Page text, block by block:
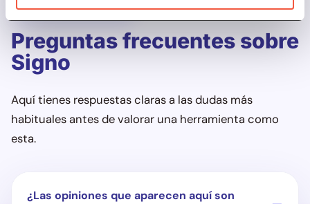
Preguntas frecuentes
Preguntas frecuentes sobre
Signo
Aquí tienes respuestas claras a las dudas más
habituales antes de valorar una herramienta como
esta.
¿Las opiniones que aparecen aquí son